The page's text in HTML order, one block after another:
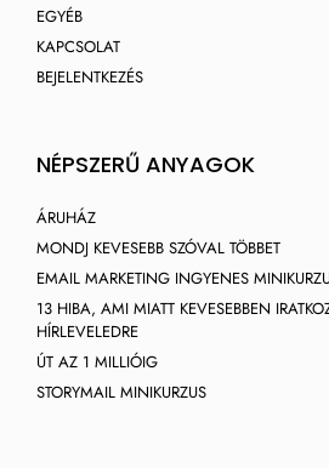
EGYÉB
KAPCSOLAT
BEJELENTKEZÉS
NÉPSZERŰ ANYAGOK
ÁRUHÁZ
MONDJ KEVESEBB SZÓVAL TÖBBET
EMAIL MARKETING INGYENES
13 HIBA, AMI MIATT KEVESEBBEN
HÍRLEVELEDRE
ÚT AZ 1 MILLIÓIG
STORYMAIL MINIKURZUS